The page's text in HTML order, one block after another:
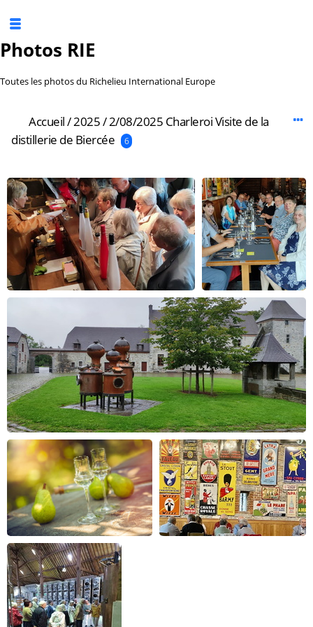
Photos RIE
Toutes les photos du Richelieu International Europe
Accueil/2025/2/08/2025 Charleroi Visite de la
distillerie de Biercée
6